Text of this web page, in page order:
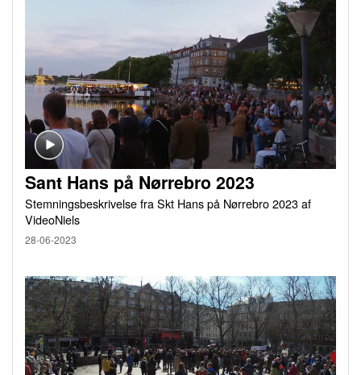
Sant Hans på Nørrebro 2023
Stemningsbeskrivelse fra Skt Hans på Nørrebro 2023 af
VideoNiels
28-06-2023